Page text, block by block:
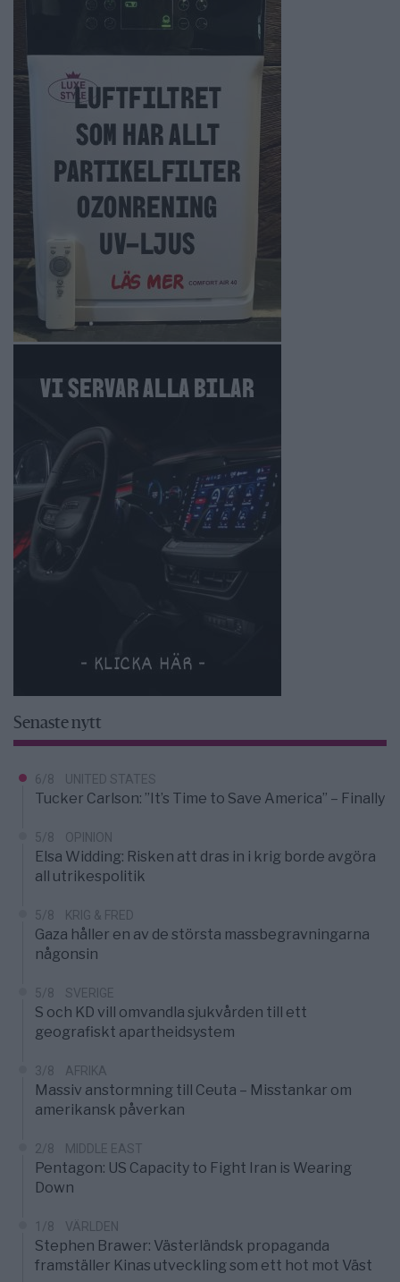
Senaste nytt
6/8 UNITED STATES
Tucker Carlson: ”It’s Time to Save America” – Finally
5/8 OPINION
Elsa Widding: Risken att dras in i krig borde avgöra
all utrikespolitik
5/8 KRIG & FRED
Gaza håller en av de största massbegravningarna
någonsin
5/8 SVERIGE
S och KD vill omvandla sjukvården till ett
geografiskt apartheidsystem
3/8 AFRIKA
Massiv anstormning till Ceuta – Misstankar om
amerikansk påverkan
2/8 MIDDLE EAST
Pentagon: US Capacity to Fight Iran is Wearing
Down
1/8 VÄRLDEN
Stephen Brawer: Västerländsk propaganda
framställer Kinas utveckling som ett hot mot Väst